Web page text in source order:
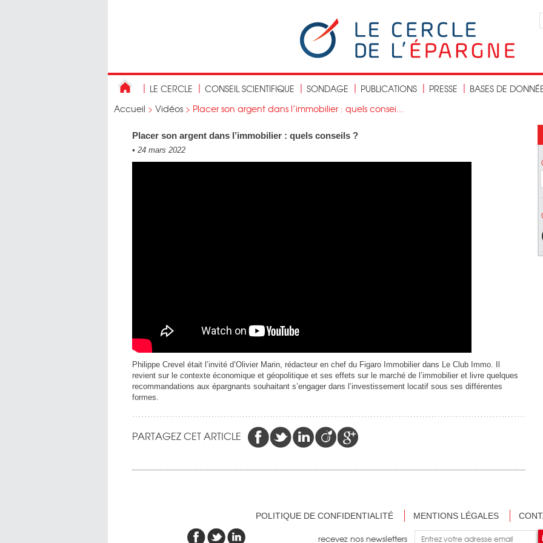
LE CERCLE CONSEIL SCIENTIFIQUE SONDAGE PUBLICATIONS PRESSE
BASES DE
Accueil > Vidéos > Placer son argent dans l’immobilier : quels consei...
Placer son argent dans l’immobilier : quels conseils ?
• 24 mars 2022
Philippe Crevel était l’invité d’Olivier Marin, rédacteur en chef du Figaro Immobilier dans Le Club Immo. Il
revient sur le contexte économique et géopolitique et ses effets sur le marché de l’immobilier et livre quelques
recommandations aux épargnants souhaitant s’engager dans l’investissement locatif sous ses différentes
formes.
PARTAGEZ CET ARTICLE
POLITIQUE DE CONFIDENTIALITÉ MENTIONS LÉGALES
recevez nos newsletters